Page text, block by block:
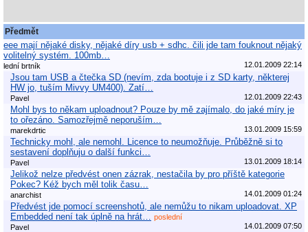
Předmět
eee mají nějaké disky, nějaké díry usb + sdhc. čili jde tam fouknout nějaký
volitelný systém. 100mb…
lední brtník 12.01.2009 22:14
Jsou tam USB a čtečka SD (nevím, zda bootuje i z SD karty, některej
HW jo, tuším Mivvy UM400). Zatí…
Pavel 12.01.2009 22:43
Mohl bys to někam uploadnout? Pouze by mě zajímalo, do jaké míry je
to ořezáno. Samozřejmě neporuším…
marekdrtic 13.01.2009 15:59
Technicky mohl, ale nemohl. Licence to neumožňuje. Průběžně si to
sestavení doplňuju o další funkci…
Pavel 13.01.2009 18:14
Jelikož nelze předvést onen zázrak, nestačila by pro příště kategorie
Pokec? Kéž bych měl tolik času…
anarchist 14.01.2009 01:24
Předvést jde pomocí screenshotů, ale nemůžu to nikam uploadovat. XP
Embedded není tak úplně na hrát…
poslední
Pavel
14.01.2009 07:50